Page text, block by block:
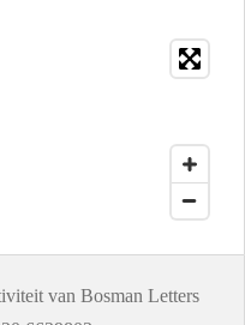
van Bosman Letters